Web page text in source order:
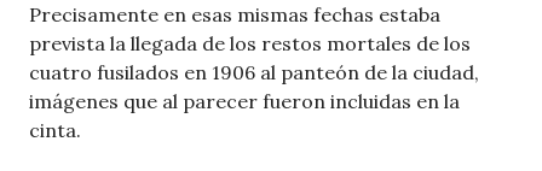
Precisamente en esas mismas fechas estaba
prevista la llegada de los restos mortales de los
cuatro fusilados en 1906 al panteón de la ciudad,
imágenes que al parecer fueron incluidas en la
cinta.